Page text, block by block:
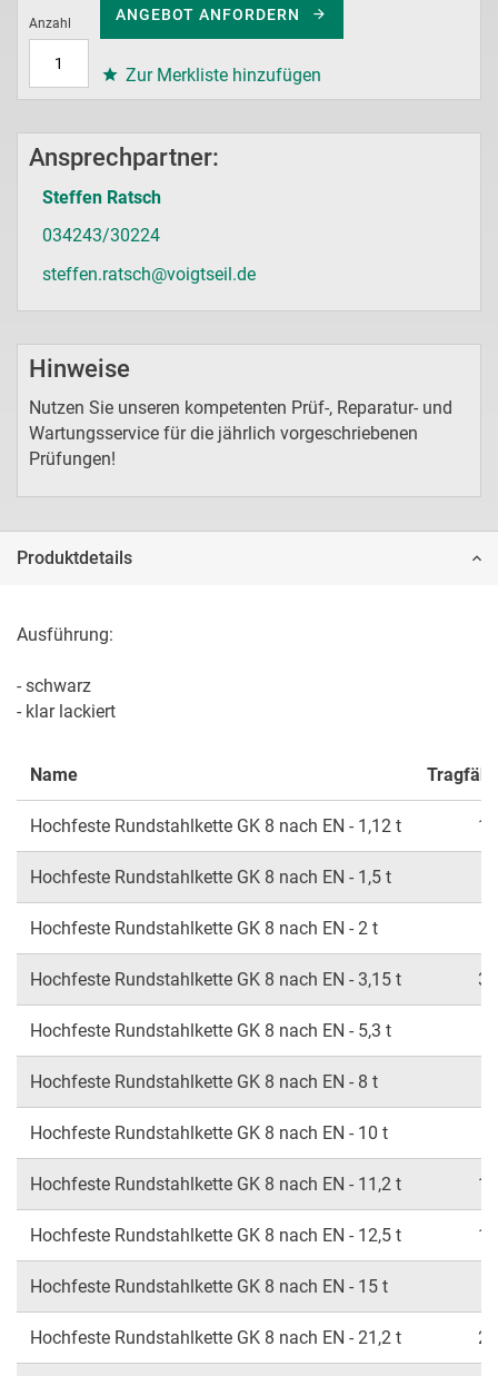
Anzahl
ANGEBOT ANFORDERN
Zur Merkliste hinzufügen
Ansprechpartner:
Steffen Ratsch
034243/30224
steffen.ratsch@voigtseil.de
Hinweise
Nutzen Sie unseren kompetenten Prüf-, Reparatur- und
Wartungsservice für die jährlich vorgeschriebenen
Prüfungen!
Produktdetails
Ausführung:
- schwarz
- klar lackiert
Name
Hochfeste Rundstahlkette GK 8 nach EN - 1,12 t
Hochfeste Rundstahlkette GK 8 nach EN - 1,5 t
Hochfeste Rundstahlkette GK 8 nach EN - 2 t
Hochfeste Rundstahlkette GK 8 nach EN - 3,15 t
Hochfeste Rundstahlkette GK 8 nach EN - 5,3 t
Hochfeste Rundstahlkette GK 8 nach EN - 8 t
Hochfeste Rundstahlkette GK 8 nach EN - 10 t
Hochfeste Rundstahlkette GK 8 nach EN - 11,2 t
Hochfeste Rundstahlkette GK 8 nach EN - 12,5 t
Hochfeste Rundstahlkette GK 8 nach EN - 15 t
Hochfeste Rundstahlkette GK 8 nach EN - 21,2 t